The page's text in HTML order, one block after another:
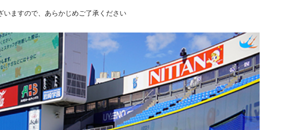
ますので、あらかじめご了承ください